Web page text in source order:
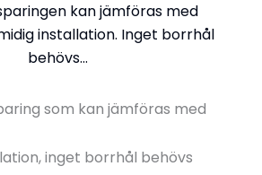
kan jämföras med
installation. Inget borrhål
behövs...
som kan jämföras med
inget borrhål behövs